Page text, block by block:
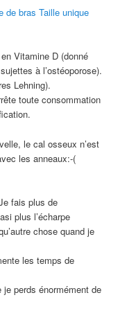
de bras Taille unique
Vitamine D (donné
à l’ostéoporose).
Lehning).
toute consommation
le cal osseux n’est
les anneaux:-(
fais plus de
plus l’écharpe
chose quand je
les temps de
perds énormément de